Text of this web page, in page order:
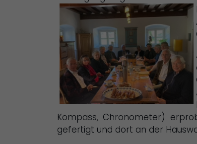
Kompass, Chronometer)
gefertigt und dort an der